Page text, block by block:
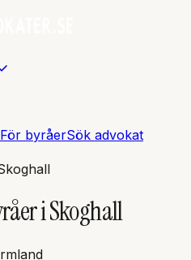
För byråerSök advokat
iSkoghall